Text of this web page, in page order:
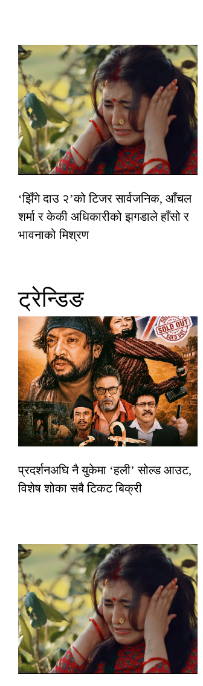
‘झिँगे दाउ २’को टिजर सार्वजनिक, आँचल
शर्मा र केकी अधिकारीको झगडाले हाँसो र
भावनाको मिश्रण
ट्रेन्डिङ
प्रदर्शनअघि नै युकेमा ‘हली’ सोल्ड आउट,
विशेष शोका सबै टिकट बिक्री